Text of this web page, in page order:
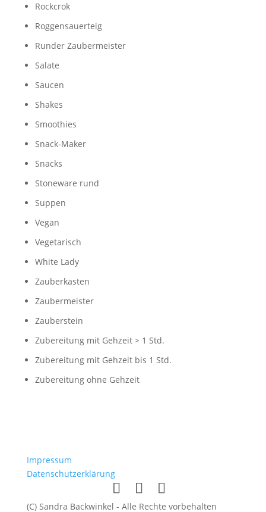
Rockcrok
Roggensauerteig
Runder Zaubermeister
Salate
Saucen
Shakes
Smoothies
Snack-Maker
Snacks
Stoneware rund
Suppen
Vegan
Vegetarisch
White Lady
Zauberkasten
Zaubermeister
Zauberstein
Zubereitung mit Gehzeit > 1 Std.
Zubereitung mit Gehzeit bis 1 Std.
Zubereitung ohne Gehzeit
Impressum
Datenschutzerklärung
(C) Sandra Backwinkel - Alle Rechte vorbehalten